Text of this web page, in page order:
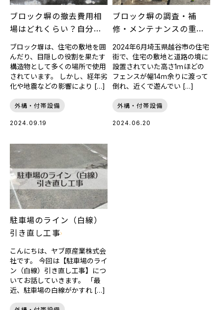
ブロック塀の撤去費用相
場はどれくらい？自分で
できる？
ブロック塀は、住宅の敷地を囲
んだり、目隠しの役割を果たす
構造物として多くの場所で使用
されています。 しかし、経年劣
化や地震などの影響により […]
外構・付帯設備
2024.09.19
ブロック塀の調査・補
修・メンテナンスの重要
性
2024年6月埼玉県越谷市の住宅
街で、住宅の敷地と道路の境に
設置されていた高さ1ｍほどの
フェンスが幅14ｍ余りに渡って
倒れ、近くで遊んでい […]
外構・付帯設備
2024.06.20
駐車場のライン（白線）
引き直し工事
こんにちは、ヤブ原産業株式会
社です。 今回は【駐車場のライ
ン（白線）引き直し工事】につ
いてお話していきます。 「最
近、駐車場の白線がかすれ […]